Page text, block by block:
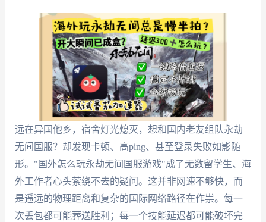
远在异国他乡，宿舍灯光熄灭，想和国内老友组队永劫
无间国服？却发现卡顿、高ping、甚至登录失败如影随
形。"国外怎么玩永劫无间国服游戏"成了无数留学生、海
外工作者心头萦绕不去的疑问。这并非网速不够快，而
是遥远的物理距离和复杂的国际网络路径在作祟。每一
次丢包都可能葬送胜利；每一个技能延迟都可能破坏完